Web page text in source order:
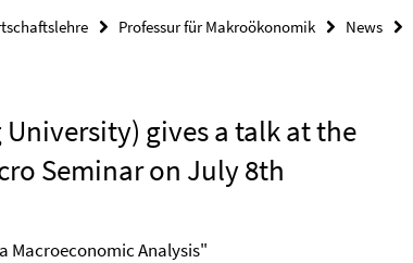
Professur für Makroökonomik News
gives a talk at the
Seminar on July 8th
Macroeconomic Analysis"